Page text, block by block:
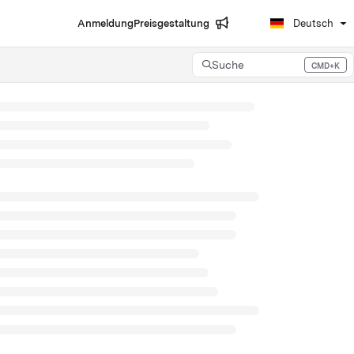
AnmeldungPreisgestaltung Deutsch
Suche CMD+K
Press CMD+K to open search